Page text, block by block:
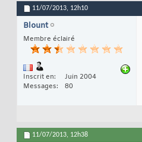
11/07/2013, 12h10
Blount
Membre éclairé
Inscrit en
Juin 2004
Messages
80
11/07/2013, 12h38